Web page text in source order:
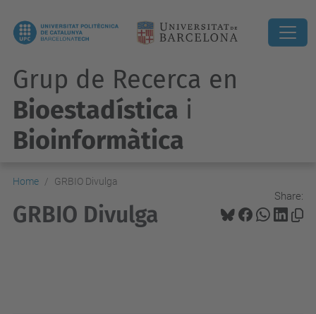
Grup de Recerca en
Bioestadística i
Bioinformàtica
Home GRBIO Divulga
Share:
GRBIO Divulga